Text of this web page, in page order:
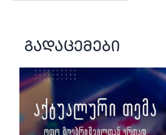
გადაცემები